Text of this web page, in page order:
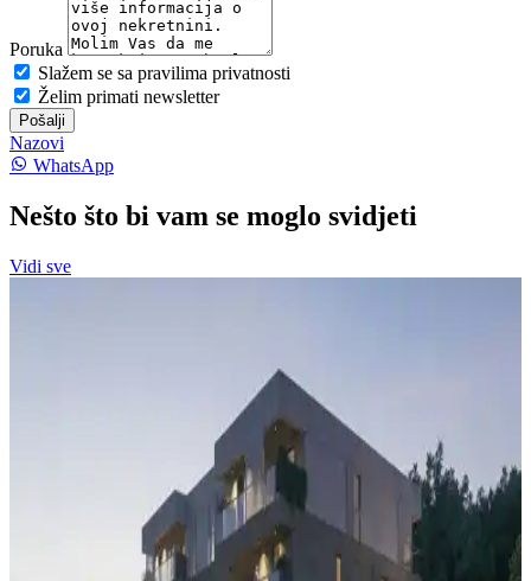
Poruka
Slažem se sa pravilima privatnosti
Želim primati newsletter
Pošalji
Nazovi
WhatsApp
Nešto što bi vam se moglo svidjeti
Vidi sve